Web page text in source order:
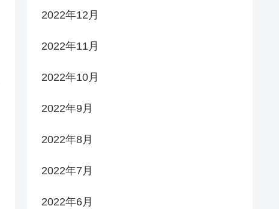
2022年12月
2022年11月
2022年10月
2022年9月
2022年8月
2022年7月
2022年6月